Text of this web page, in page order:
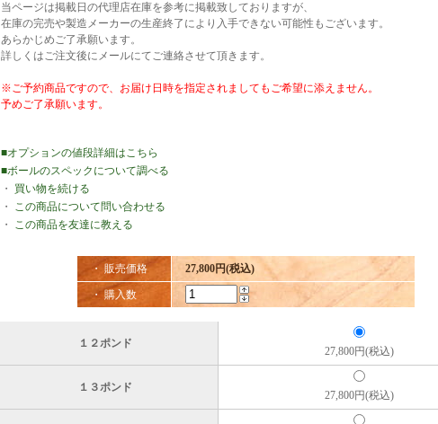
当ページは掲載日の代理店在庫を参考に掲載致しておりますが、
在庫の完売や製造メーカーの生産終了により入手できない可能性もございます。
あらかじめご了承願います。
詳しくはご注文後にメールにてご連絡させて頂きます。
※ご予約商品ですので、お届け日時を指定されましてもご希望に添えません。
予めご了承願います。
■オプションの値段詳細はこちら
■ボールのスペックについて調べる
・ 買い物を続ける
・ この商品について問い合わせる
・ この商品を友達に教える
・ 販売価格 27,800円(税込)
・ 購入数
１２ポンド
27,800円(税込)
１３ポンド
27,800円(税込)